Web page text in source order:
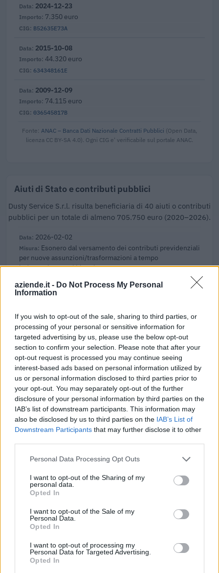
aziende.it - Do Not Process My Personal
Information
If you wish to opt-out of the sale, sharing to third parties, or
processing of your personal or sensitive information for
targeted advertising by us, please use the below opt-out
section to confirm your selection. Please note that after your
opt-out request is processed you may continue seeing
interest-based ads based on personal information utilized by
us or personal information disclosed to third parties prior to
your opt-out. You may separately opt-out of the further
disclosure of your personal information by third parties on the
IAB’s list of downstream participants. This information may
also be disclosed by us to third parties on the IAB’s List of
Downstream Participants that may further disclose it to other
Personal Data Processing Opt Outs
I want to opt-out of the Sharing of my
personal data.
Opted In
I want to opt-out of the Sale of my
Personal Data.
Opted In
I want to opt-out of processing my
Personal Data for Targeted Advertising.
Opted In
B52635E73A
2024-12-23
7.350 euro
634348161E
2015-10-08
44.320 euro
036545817B
2009-12-09
74.115 euro
Fonte: ANAC – Banca Dati Nazionale Contratti Pubblici (Open Data,
licenza CC BY-SA 4.0). Ogni CIG e' verificabile sul portale ANAC.
Aiuti di Stato e contributi pubblici
Dusty Service S.r.l. risulta beneficiaria di 40 aiuti o contributi
pubblici per un totale di almeno 705.750 euro (2020–2026).
2026-02-02
Esonero dal versamento dei contributi previdenziali
per nuove assunzioni/trasformazioni a tempo
indeterminato nel bienni
1.269 euro
Fondo di garanzia per le piccole e medie imprese
Banca del Mezzogiorno MedioCredito Centrale S.p.A.
16.000 euro
2025-10-20
Incentivo per l'assunzione di lavoratori con almeno
cinquant'anni d'età disoccupati da oltre dodici mesi e di
donne di q
Istituto Nazionale per l'Assicurazione contro gli
Infortuni sul Lavoro - INAIL
27 euro
2025-09-12
Fondo di garanzia per le piccole e medie imprese
Banca del Mezzogiorno MedioCredito Centrale S.p.A.
20.000 euro
2025-09-12
Fondo di garanzia per le piccole e medie imprese
Banca del Mezzogiorno MedioCredito Centrale S.p.A.
16.000 euro
2025-09-12
Fondo di garanzia per le piccole e medie imprese